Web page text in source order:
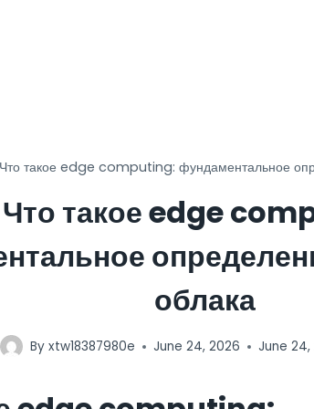
Что такое edge computing: фундаментальное
Что такое edge
облака
By xtw18387980e June 24, 2026 June 24,